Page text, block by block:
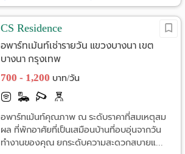
CS Residence
อพาร์ทเม้นท์เช่ารายวัน แขวงบางนา เขต
บางนา กรุงเทพ
700 - 1,200 บาท/วัน
อพาร์ทเม้นท์คุณภาพ ณ ระดับราคาที่สมเหตุสม
ผล ที่พักอาศัยที่เป็นเสมือนบ้านที่อบอุ่นจากวัน
ทำงานของคุณ ยกระดับความสะดวกสบายแ...